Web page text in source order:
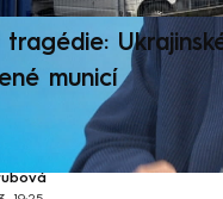
tragédie:
municí